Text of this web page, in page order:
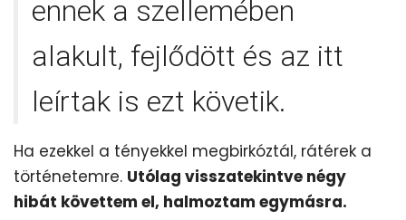
ennek a szellemében
alakult, fejlődött és az itt
leírtak is ezt követik.
Ha ezekkel a tényekkel megbirkóztál, rátérek a
történetemre. Utólag visszatekintve négy
hibát követtem el, halmoztam egymásra.